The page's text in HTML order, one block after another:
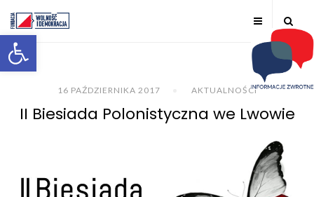
Otwórz pasek narzędzi
16 PAŹDZIERNIKA 2017 AKTUALNOŚCI
II Biesiada Polonistyczna we Lwowie